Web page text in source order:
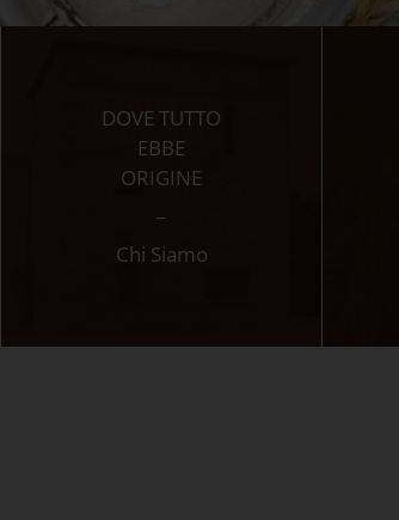
DOVE TUTTO
EBBE
ORIGINE
Chi Siamo